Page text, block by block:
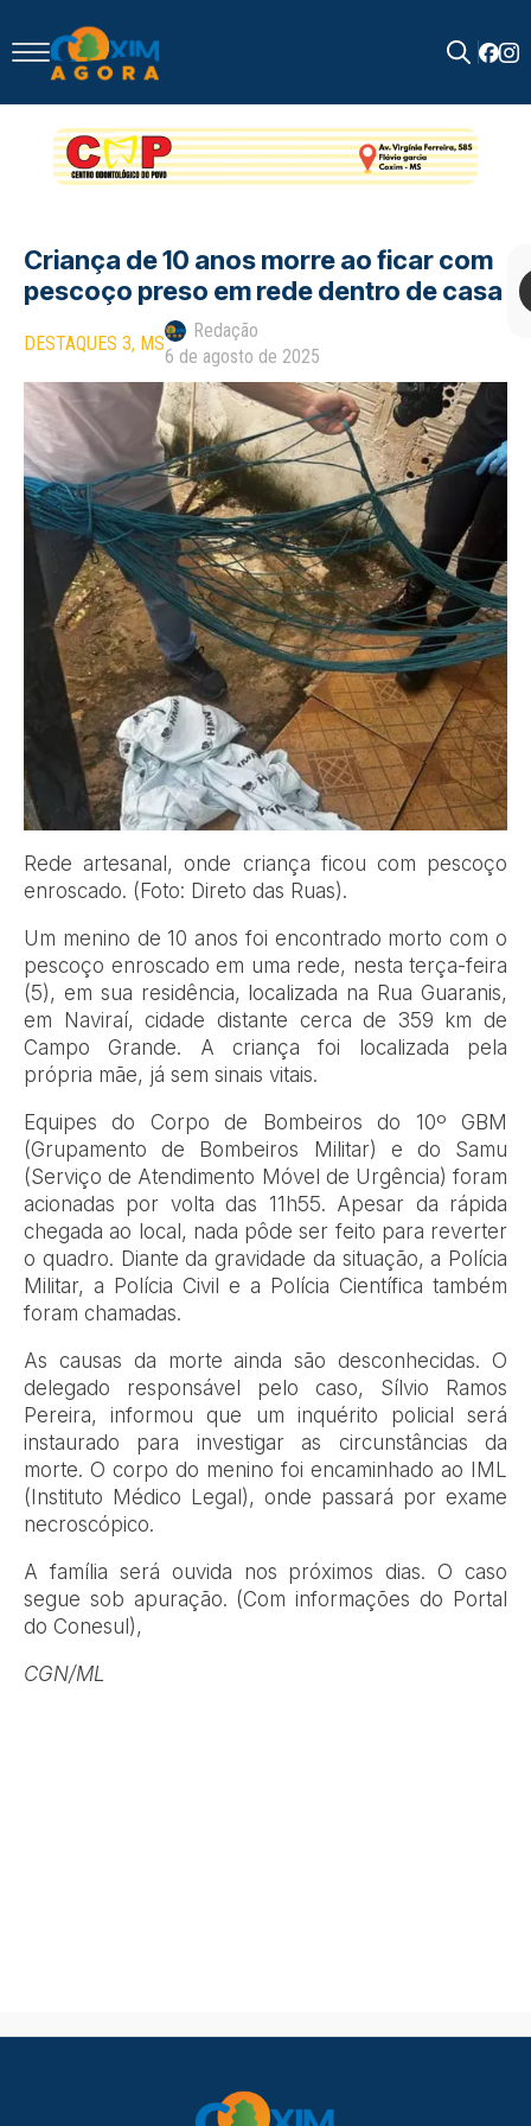
for:
Criança de 10 anos morre ao ficar com
pescoço preso em rede dentro de casa
DESTAQUES 3 MS
Redação
6 de agosto de 2025
Rede artesanal, onde criança ficou com pescoço
enroscado. (Foto: Direto das Ruas).
Um menino de 10 anos foi encontrado morto com o
pescoço enroscado em uma rede, nesta terça-feira
(5), em sua residência, localizada na Rua Guaranis,
em Naviraí, cidade distante cerca de 359 km de
Campo Grande. A criança foi localizada pela
própria mãe, já sem sinais vitais.
Equipes do Corpo de Bombeiros do 10º GBM
(Grupamento de Bombeiros Militar) e do Samu
(Serviço de Atendimento Móvel de Urgência) foram
acionadas por volta das 11h55. Apesar da rápida
chegada ao local, nada pôde ser feito para reverter
o quadro. Diante da gravidade da situação, a Polícia
Militar, a Polícia Civil e a Polícia Científica também
foram chamadas.
As causas da morte ainda são desconhecidas. O
delegado responsável pelo caso, Sílvio Ramos
Pereira, informou que um inquérito policial será
instaurado para investigar as circunstâncias da
morte. O corpo do menino foi encaminhado ao IML
(Instituto Médico Legal), onde passará por exame
necroscópico.
A família será ouvida nos próximos dias. O caso
segue sob apuração. (Com informações do Portal
do Conesul),
CGN/ML